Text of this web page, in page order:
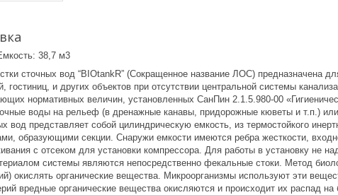
38,7 м3
сточных вод “BIOtankR” (Сокращенное название ЛОС) предназначена
гостиниц, и других объектов при отсутствии центральной системы
нормативных величин, установленных СанПин 2.1.5.980-00
воды на рельеф (в дренажные канавы, придорожные кюветы и т.п.)
вод представляет собой цилиндрическую емкость, из термостойкого
образующими секции. Снаружи емкости имеются ребра жесткости,
с отсеком для установки компрессора. Для работы в установку не
системы являются непосредственно фекальные стоки. Метод
окислять органические вещества. Микроорганизмы используют эти
вредные органические вещества окисляются и происходит их распад